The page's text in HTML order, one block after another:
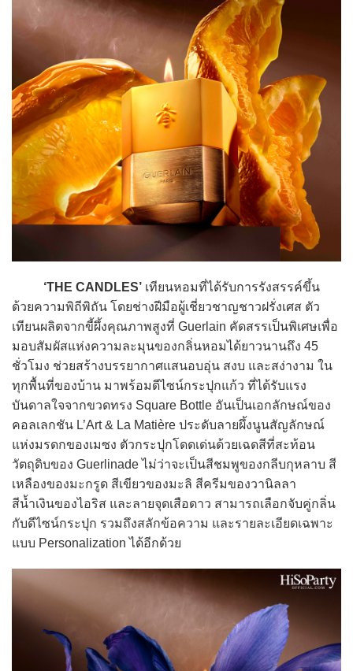
‘THE CANDLES’ เทียนหอมที่ได้รับการรังสรรค์ขึ้น
ด้วยความพิถีพิถัน โดยช่างฝีมือผู้เชี่ยวชาญชาวฝรั่งเศส ตัว
เทียนผลิตจากขี้ผึ้งคุณภาพสูงที่ Guerlain คัดสรรเป็นพิเศษเพื่อ
มอบสัมผัสแห่งความละมุนของกลิ่นหอมได้ยาวนานถึง 45
ชั่วโมง ช่วยสร้างบรรยากาศแสนอบอุ่น สงบ และสง่างาม ใน
ทุกพื้นที่ของบ้าน มาพร้อมดีไซน์กระปุกแก้ว ที่ได้รับแรง
บันดาลใจจากขวดทรง Square Bottle อันเป็นเอกลักษณ์ของ
คอลเลกชัน L’Art & La Matière ประดับลายผึ้งนูนสัญลักษณ์
แห่งมรดกของเมซง ตัวกระปุกโดดเด่นด้วยเฉดสีที่สะท้อน
วัตถุดิบของ Guerlinade ไม่ว่าจะเป็นสีชมพูของกลีบกุหลาบ สี
เหลืองของมะกรูด สีเขียวของมะลิ สีครีมของวานิลลา
สีน้ำเงินของไอริส และลายจุดเสือดาว สามารถเลือกจับคู่กลิ่น
กับดีไซน์กระปุก รวมถึงสลักข้อความ และรายละเอียดเฉพาะ
แบบ Personalization ได้อีกด้วย